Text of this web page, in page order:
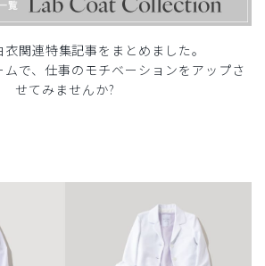
関連特集記事をまとめました。
ムで、仕事のモチベーションをアップさ
せてみませんか?